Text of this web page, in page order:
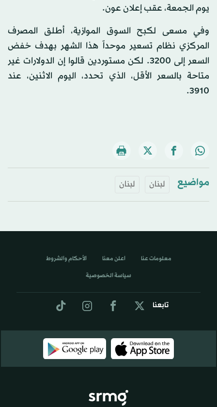
يوم الجمعة، عقب إعلان عون.
وفي مسعى لكبح السوق الموازية، أطلق المصرف
المركزي نظام تسعير موحداً هذا الشهر بهدف خفض
السعر إلى 3200. لكن مستوردين قالوا إن الدولارات غير
متاحة بالسعر الأقل، الذي تحدد، اليوم الاثنين، عند
3910.
مواضيع لبنان لبنان
تابعنا
معلومات عنا اعلن معنا الأحكام والشروط
سياسة الخصوصية